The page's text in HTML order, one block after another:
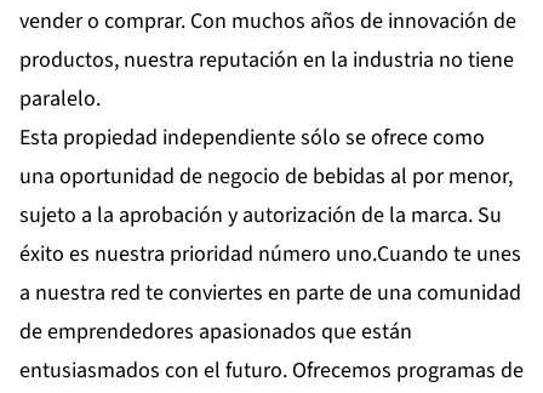
vender o comprar. Con muchos años de innovación de
productos, nuestra reputación en la industria no tiene
paralelo.
Esta propiedad independiente sólo se ofrece como
una oportunidad de negocio de bebidas al por menor,
sujeto a la aprobación y autorización de la marca. Su
éxito es nuestra prioridad número uno.Cuando te unes
a nuestra red te conviertes en parte de una comunidad
de emprendedores apasionados que están
entusiasmados con el futuro. Ofrecemos programas de